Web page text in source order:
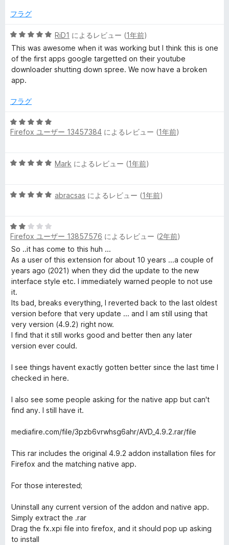
評
フラグ
5
段
階
中
5
評
RiD1 によるレビュー (1年前)
This was awesome when it was working but I think this is one
of the first apps google targetted on their youtube
downloader shutting down spree. We now have a broken
app.
フラグ
5
段
5
価
Firefox ユーザー 13457384 によるレビュー (1年前)
5
中
評
価
Mark によるレビュー (1年前)
5
中
5
の
評
価
abracsas によるレビュー (1年前)
5
段
階
中
2
の
評
価
Firefox ユーザー 13857576 によるレビュー (2年前)
So ..it has come to this huh ...
As a user of this extension for about 10 years ...a couple of
years ago (2021) when they did the update to the new
interface style etc. I immediately warned people to not use
it.
Its bad, breaks everything, I reverted back to the last oldest
version before that very update ... and I am still using that
very version (4.9.2) right now.
I find that it still works good and better then any later
version ever could.
I see things havent exactly gotten better since the last time I
checked in here.
I also see some people asking for the native app but can't
find any. I still have it.
mediafire.com/file/3pzb6vrwhsg6ahr/AVD_4.9.2.rar/file
This rar includes the original 4.9.2 addon installation files for
Firefox and the matching native app.
For those interested;
Uninstall any current version of the addon and native app.
Simply extract the .rar
Drag the fx.xpi file into firefox, and it should pop up asking
to install